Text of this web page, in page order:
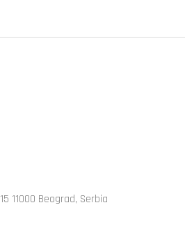
11000 Beograd, Serbia